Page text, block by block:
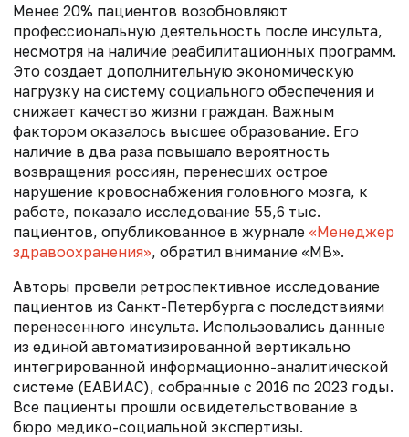
Менее 20% пациентов возобновляют
профессиональную деятельность после инсульта,
несмотря на наличие реабилитационных программ.
Это создает дополнительную экономическую
нагрузку на систему социального обеспечения и
снижает качество жизни граждан. Важным
фактором оказалось высшее образование. Его
наличие в два раза повышало вероятность
возвращения россиян, перенесших острое
нарушение кровоснабжения головного мозга, к
работе, показало исследование 55,6 тыс.
пациентов, опубликованное в журнале «Менеджер
здравоохранения», обратил внимание «МВ».
Авторы провели ретроспективное исследование
пациентов из Санкт-Петербурга с последствиями
перенесенного инсульта. Использовались данные
из единой автоматизированной вертикально
интегрированной информационно-аналитической
системе (ЕАВИАС), собранные с 2016 по 2023 годы.
Все пациенты прошли освидетельствование в
бюро медико-социальной экспертизы.